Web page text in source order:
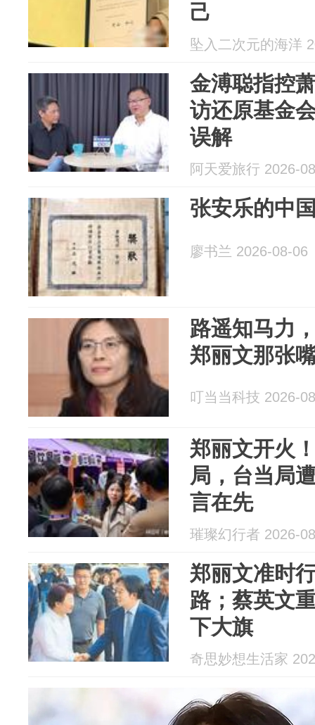
己
坠入二次元的海洋
金溥聪指控
访还原基金
误解
阿天爱旅行 2026-
张安乐的中
廖书兰 2026-08-06
路遥知马力
郑丽文那张
叮当当科技 2026-
郑丽文开火
局，台当局
言在先
璀璨幻行者 2026-
郑丽文准时
路；蔡英文
下大旗
奇思妙想生活家